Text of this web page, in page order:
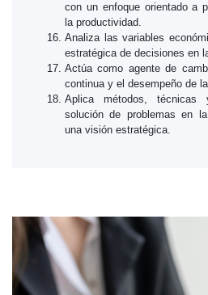
con un enfoque orientado a
la productividad.
Analiza las variables
estratégica de decisiones en
Actúa como agente de
continua y el desempeño de
Aplica métodos, técnicas
solución de problemas en
una visión estratégica.